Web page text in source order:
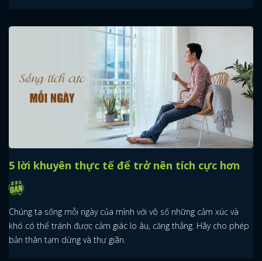
5 lời khuyên thực tế để trở nên tích cực hơn
Chúng ta sống mỗi ngày của mình với vô số những cảm xúc và
khó có thể tránh được cảm giác lo âu, căng thẳng. Hãy cho phép
bản thân tạm dừng và thư giãn.